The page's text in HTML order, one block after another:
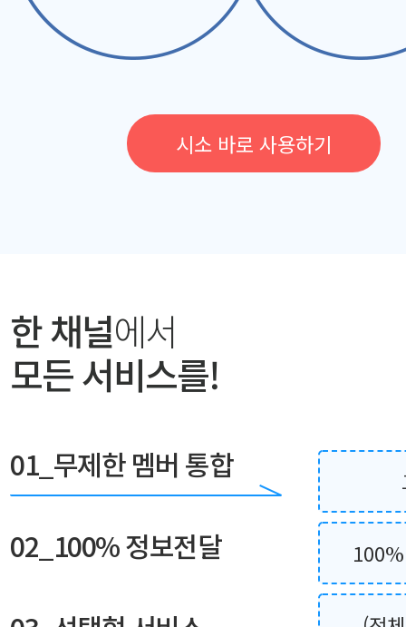
시소 바로 사용하기
한 채널에서
모든 서비스를!
01_무제한 멤버 통합
02_100% 정보전달